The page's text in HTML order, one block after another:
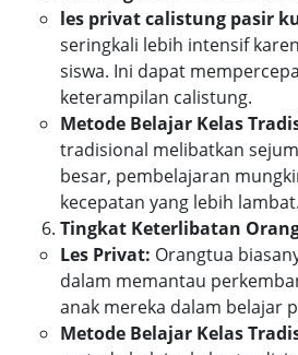
les privat calistung pasir
seringkali lebih intensif
siswa. Ini dapat
keterampilan calistung.
Metode Belajar Kelas
tradisional melibatkan
besar, pembelajaran
kecepatan yang lebih lambat.
Tingkat Keterlibatan
Les Privat: Orangtua
dalam memantau
anak mereka dalam belajar
Metode Belajar Kelas